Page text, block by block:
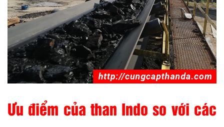
Ưu điểm của than Indo so với các